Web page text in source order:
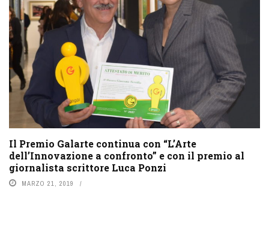
Il Premio Galarte continua con “L’Arte
dell’Innovazione a confronto” e con il premio al
giornalista scrittore Luca Ponzi
MARZO 21, 2019